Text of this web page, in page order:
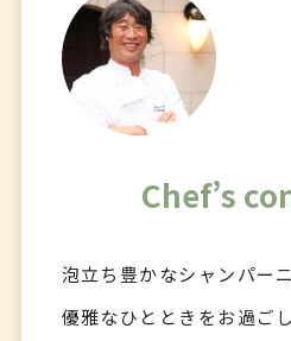
Chef’s
泡立ち豊かなシャンパー
優雅なひとときをお過ご